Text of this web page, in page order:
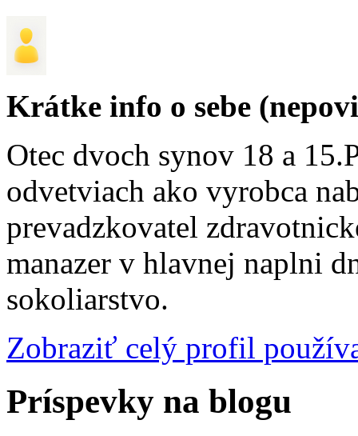
Krátke info o sebe
Otec dvoch synov 18 a
odvetviach ako vyrobca
prevadzkovatel
manazer v hlavnej naplni
sokoliarstvo.
Zobraziť celý profil
Príspevky na blogu